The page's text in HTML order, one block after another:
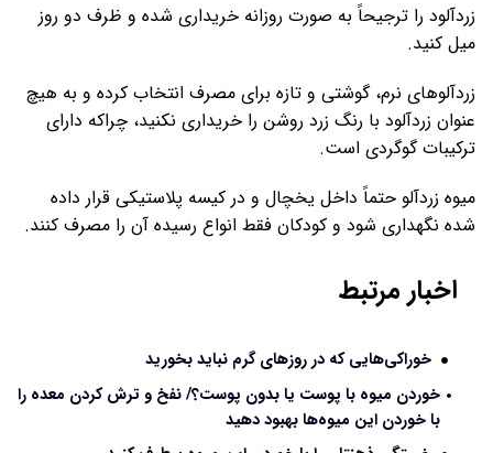
زردآلود را ترجیحاً به صورت روزانه خریداری شده و ظرف دو روز
میل کنید.
زردآلوهای نرم، گوشتی و تازه برای مصرف انتخاب کرده و به هیچ
عنوان زردآلود با رنگ زرد روشن را خریداری نکنید، چراکه دارای
ترکیبات گوگردی است.
میوه زردآلو حتماً داخل یخچال و در کیسه پلاستیکی قرار داده
شده نگهداری شود و کودکان فقط انواع رسیده آن را مصرف کنند.
اخبار مرتبط
خوراکی‌هایی که در روزهای گرم نباید بخورید
خوردن میوه با پوست یا بدون پوست؟/ نفخ و ترش کردن معده را
با خوردن این میوه‌ها بهبود دهید